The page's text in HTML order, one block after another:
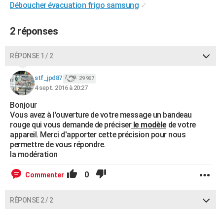
CARTE DE VOEUX
DICTIONNAIRE
S'inscrire
Se connecter
Lycées
Collèges
Primaires
Universités
Entreprises
Service militaire
Avis de recherche
AVIS DE DÉCÈS
FORUM
Bricolage
Lifestyle
Culture
Sport
Auto
Television
Voyage
Cinema
Déboucher évacuation frigo samsung ✓
2 réponses
RÉPONSE 1 / 2
stf_jpd87 29 967
4 sept. 2016 à 20:27
Bonjour
Vous avez à l'ouverture de votre message un bandeau
rouge qui vous demande de préciserle modèlede votre
appareil. Merci d'apporter cette précision pour nous
permettre de vous répondre.
la modération
Commenter 0
RÉPONSE 2 / 2